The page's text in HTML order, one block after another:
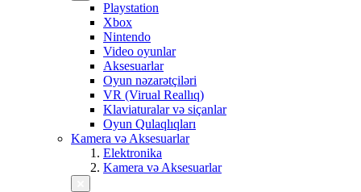
Playstation
Xbox
Nintendo
Video oyunlar
Aksesuarlar
Oyun nəzarətçiləri
VR (Virual Reallıq)
Klaviaturalar və siçanlar
Oyun Qulaqlıqları
Kamera və Aksesuarlar
Elektronika
Kamera və Aksesuarlar